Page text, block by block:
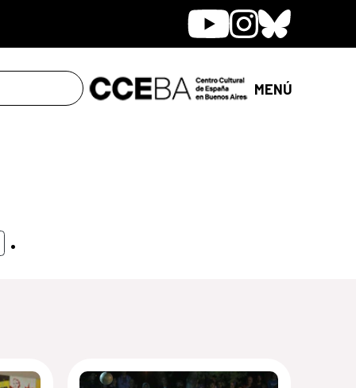
YoutubeInstagram
Bluesky
MENÚ
.